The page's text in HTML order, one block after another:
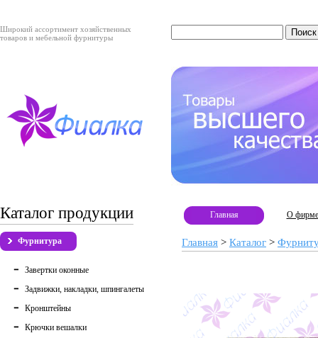
Широкий ассортимент хозяйственных
товаров и мебельной фурнитуры
Каталог продукции
Фурнитура
Завертки оконные
Задвижки, накладки, шпингалеты
Кронштейны
Крючки вешалки
Главная О фирме
Главная > Каталог >